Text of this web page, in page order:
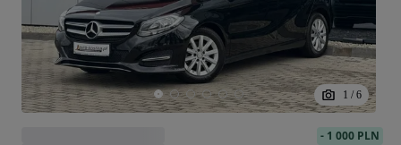
1 / 6
- 1 000 PLN